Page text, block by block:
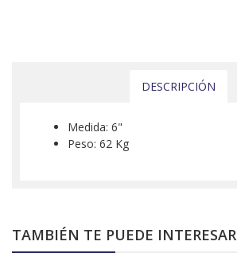
DESCRIPCIÓN
Medida: 6"
Peso: 62 Kg
TAMBIÉN TE PUEDE INTERESAR